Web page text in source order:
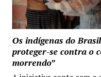
Os indígenas do
proteger-se contra o
morrendo”